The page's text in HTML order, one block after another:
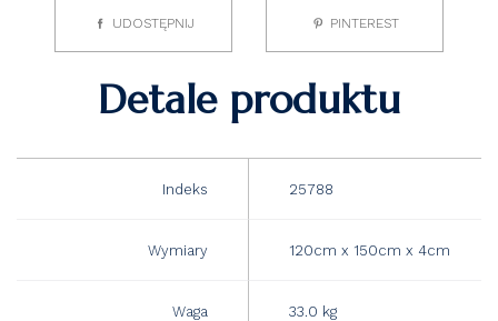
UDOSTĘPNIJ PINTEREST
Detale produktu
Indeks 25788
Wymiary 120cm x 150cm x 4cm
Waga 33.0 kg